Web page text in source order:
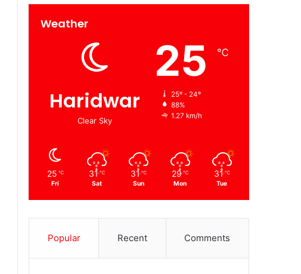
Weather
Haridwar
Clear Sky
25 ℃
25º - 24º
88%
1.27 km/h
25 ℃
Fri
31 ℃
Sat
31 ℃
Sun
29 ℃
Mon
31 ℃
Tue
Popular Recent Comments